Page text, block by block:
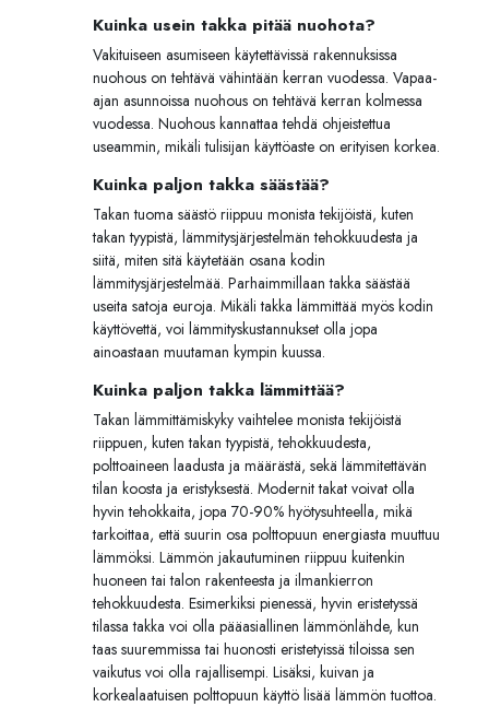
Kuinka usein takka pitää nuohota?
Vakituiseen asumiseen käytettävissä rakennuksissa
nuohous on tehtävä vähintään kerran vuodessa. Vapaa-
ajan asunnoissa nuohous on tehtävä kerran kolmessa
vuodessa. Nuohous kannattaa tehdä ohjeistettua
useammin, mikäli tulisijan käyttöaste on erityisen korkea.
Kuinka paljon takka säästää?
Takan tuoma säästö riippuu monista tekijöistä, kuten
takan tyypistä, lämmitysjärjestelmän tehokkuudesta ja
siitä, miten sitä käytetään osana kodin
lämmitysjärjestelmää. Parhaimmillaan takka säästää
useita satoja euroja. Mikäli takka lämmittää myös kodin
käyttövettä, voi lämmityskustannukset olla jopa
ainoastaan muutaman kympin kuussa.
Kuinka paljon takka lämmittää?
Takan lämmittämiskyky vaihtelee monista tekijöistä
riippuen, kuten takan tyypistä, tehokkuudesta,
polttoaineen laadusta ja määrästä, sekä lämmitettävän
tilan koosta ja eristyksestä. Modernit takat voivat olla
hyvin tehokkaita, jopa 70-90% hyötysuhteella, mikä
tarkoittaa, että suurin osa polttopuun energiasta muuttuu
lämmöksi. Lämmön jakautuminen riippuu kuitenkin
huoneen tai talon rakenteesta ja ilmankierron
tehokkuudesta. Esimerkiksi pienessä, hyvin eristetyssä
tilassa takka voi olla pääasiallinen lämmönlähde, kun
taas suuremmissa tai huonosti eristetyissä tiloissa sen
vaikutus voi olla rajallisempi. Lisäksi, kuivan ja
korkealaatuisen polttopuun käyttö lisää lämmön tuottoa.